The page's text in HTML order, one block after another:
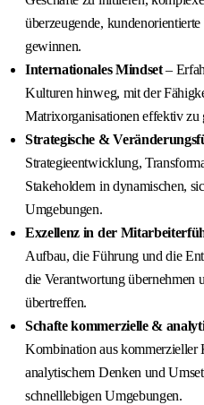
überzeugende,
gewinnen.
Internationales Mindset–
Kulturen hinweg, mit der
Matrixorganisationen effektiv zu
Strategische &
Strategieentwicklung,
Stakeholdern in dynamischen,
Umgebungen.
Exzellenz in der
Aufbau, die Führung und die
die Verantwortung übernehmen
übertreffen.
Schafte kommerzielle &
Kombination aus kommerzieller
analytischem Denken und
schnelllebigen Umgebungen.